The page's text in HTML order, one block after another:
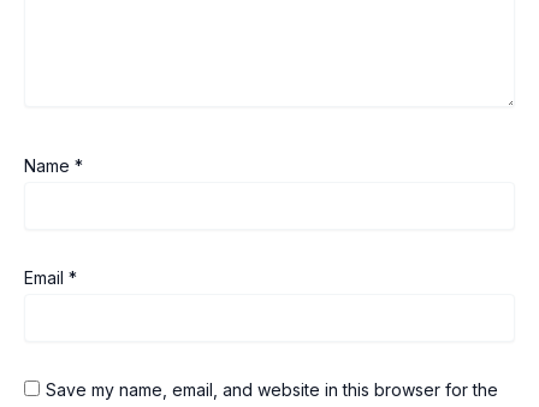
Name *
Email *
Save my name, email, and website in this browser for the